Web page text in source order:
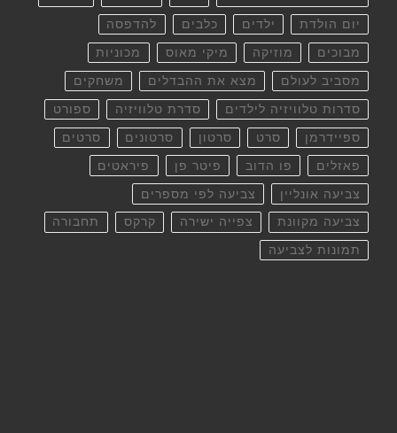
יום הולדת ילדים כלבים להדפסה
מבוכים מוזיקה מיקי מאוס מכוניות
מסביב לעולם מצא את ההבדלים משחקים
סדרות טלוויזיה לילדים סדרת טלוויזיה ספורט
ספיידרמן סרט סרטון סרטונים סרטים
פאזלים פו הדוב פיטר פן פיראטים
צביעה אונליין צביעה לפי מספרים
צביעה מקוונת צפייה ישירה קרקס תחבורה
תמונות לצביעה